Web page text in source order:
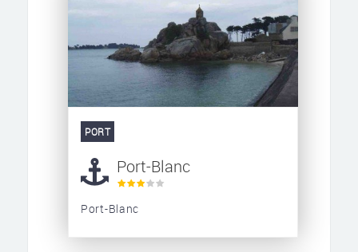
PORT
Port-Blanc
Port-Blanc